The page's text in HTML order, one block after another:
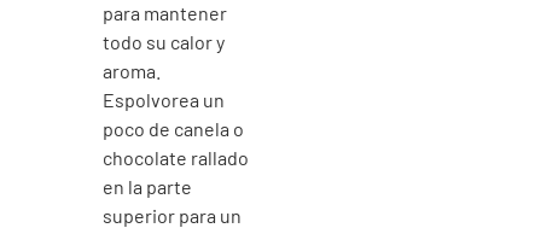
para mantener
todo su calor y
aroma.
Espolvorea un
poco de canela o
chocolate rallado
en la parte
superior para un